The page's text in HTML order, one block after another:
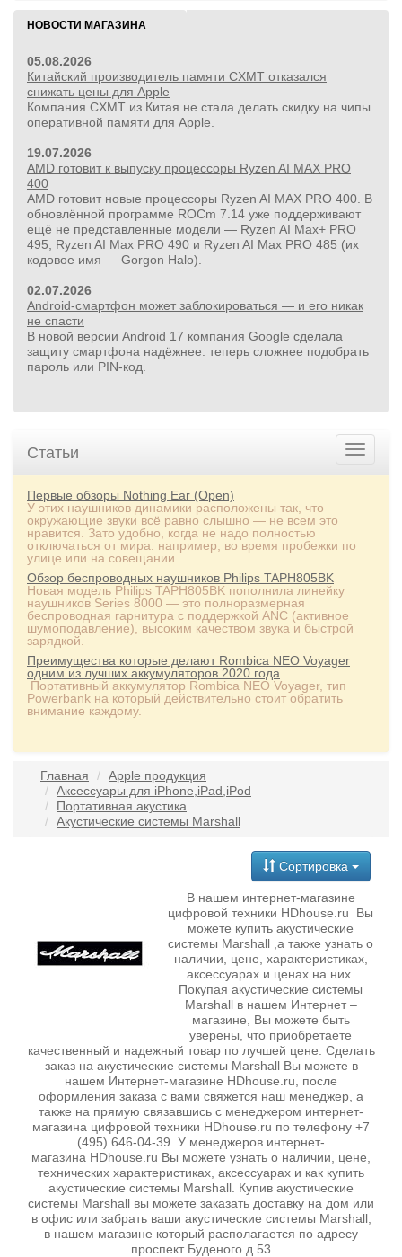
НОВОСТИ МАГАЗИНА
05.08.2026
Китайский производитель памяти CXMT отказался
снижать цены для Apple
Компания CXMT из Китая не стала делать скидку на чипы
оперативной памяти для Apple.
19.07.2026
AMD готовит к выпуску процессоры Ryzen AI MAX PRO
400
AMD готовит новые процессоры Ryzen AI MAX PRO 400. В
обновлённой программе ROCm 7.14 уже поддерживают
ещё не представленные модели — Ryzen AI Max+ PRO
495, Ryzen AI Max PRO 490 и Ryzen AI Max PRO 485 (их
кодовое имя — Gorgon Halo).
02.07.2026
Android-смартфон может заблокироваться — и его никак
не спасти
В новой версии Android 17 компания Google сделала
защиту смартфона надёжнее: теперь сложнее подобрать
пароль или PIN‑код.
Статьи
Первые обзоры Nothing Ear (Open)
У этих наушников динамики расположены так, что
окружающие звуки всё равно слышно — не всем это
нравится. Зато удобно, когда не надо полностью
отключаться от мира: например, во время пробежки по
улице или на совещании.
Обзор беспроводных наушников Philips TAPH805BK
Новая модель Philips TAPH805BK пополнила линейку
наушников Series 8000 — это полноразмерная
беспроводная гарнитура с поддержкой ANC (активное
шумоподавление), высоким качеством звука и быстрой
зарядкой.
Преимущества которые делают Rombica NEO Voyager
одним из лучших аккумуляторов 2020 года
Портативный аккумулятор Rombica NEO Voyager, тип
Powerbank на который действительно стоит обратить
внимание каждому.
Главная
Apple продукция
Аксессуары для iPhone,iPad,iPod
Портативная акустика
Акустические системы Marshall
Сортировка
В нашем интернет-магазине
цифровой техники HDhouse.ru Вы
можете купить акустические
системы Marshall ,а также узнать о
наличии, цене, характеристиках,
аксессуарах и ценах на них.
Покупая акустические системы
Marshall в нашем Интернет –
магазине, Вы можете быть
уверены, что приобретаете
качественный и надежный товар по лучшей цене. Сделать
заказ на акустические системы Marshall Вы можете в
нашем Интернет-магазине HDhouse.ru, после
оформления заказа с вами свяжется наш менеджер, а
также на прямую связавшись с менеджером интернет-
магазина цифровой техники HDhouse.ru по телефону +7
(495) 646-04-39. У менеджеров интернет-
магазина HDhouse.ru Вы можете узнать о наличии, цене,
технических характеристиках, аксессуарах и как купить
акустические системы Marshall. Купив акустические
системы Marshall вы можете заказать доставку на дом или
в офис или забрать ваши акустические системы Marshall,
в нашем магазине который располагается по адресу
проспект Буденого д 53